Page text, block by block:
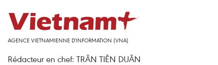
AGENCE VIETNAMIENNE D'INFORMATION (VNA)
Rédacteur en chef: TRÂN TIÊN DUÂN